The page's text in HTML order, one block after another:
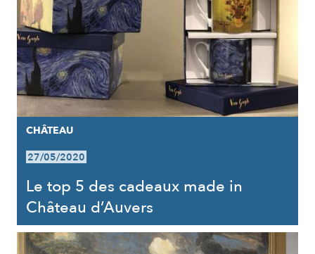
CHÂTEAU
27/05/2020
Le top 5 des cadeaux made in
Château d’Auvers